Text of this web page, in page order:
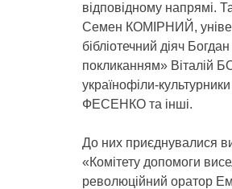
відповідному напрямі.
Семен КОМІРНИЙ,
бібліотечний діяч
покликанням» Віталій
українофіли-
ФЕСЕНКО та інші.
До них приєднувалися
«Комітету допомоги
революційний оратор